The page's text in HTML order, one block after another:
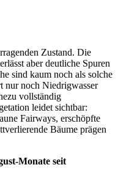
Zustand. Die
aber deutliche Spuren
sind kaum noch als solche
nur noch Niedrigwasser
vollständig
leidet sichtbar:
Fairways, erschöpfte
Bäume prägen
Monate seit